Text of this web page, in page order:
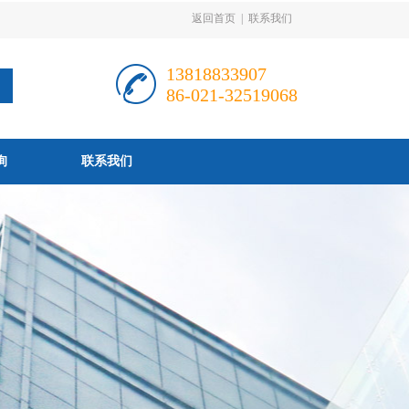
返回首页 联系我们
13818833907
86-021-32519068
联系我们